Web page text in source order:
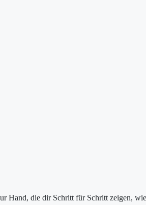
Hand, die dir Schritt für Schritt zeigen,